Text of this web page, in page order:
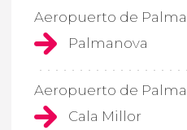
Aeropuerto de
Palmanova
Aeropuerto de
Cala Millor